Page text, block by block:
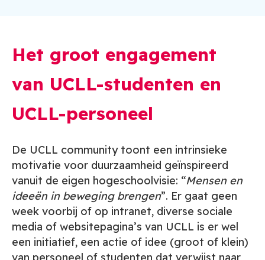
Het groot engagement
van UCLL-studenten en
UCLL-personeel
De UCLL community toont een intrinsieke
motivatie voor duurzaamheid geïnspireerd
vanuit de eigen hogeschoolvisie: “Mensen en
ideeën in beweging brengen”. Er gaat geen
week voorbij of op intranet, diverse sociale
media of websitepagina’s van UCLL is er wel
een initiatief, een actie of idee (groot of klein)